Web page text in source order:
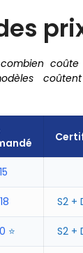
combien
S2 +
⭐ S2 +